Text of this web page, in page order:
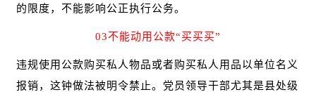
的限度，不能影响公正执行公务。
03不能动用公款“买买买”
违规使用公款购买私人物品或者购买私人用品以单位名义
报销，这钟做法被明令禁止。党员领导干部尤其是县处级